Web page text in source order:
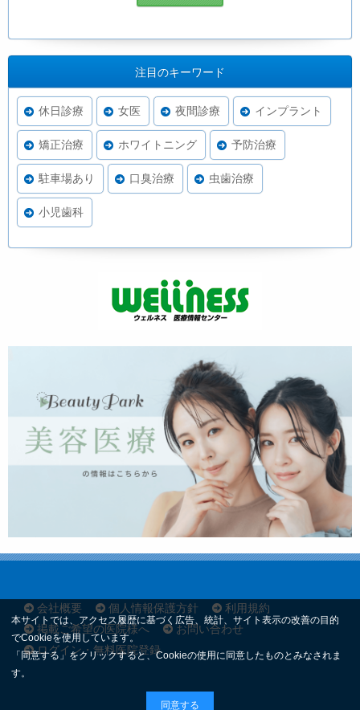
注目のキーワード
休日診療 女医 夜間診療 インプラント
矯正治療 ホワイトニング 予防治療
駐車場あり 口臭治療 虫歯治療
小児歯科
会社概要 個人情報保護方針
利用規約
掲載ご希望の医院様へ
お問い合わせ
ログイン・無料医院登録
本サイトでは、アクセス履歴に基づく広告、統計、サイト表示の改善の目的
でCookieを使用しています。
「同意する」をクリックすると、Cookieの使用に同意したものとみなされま
す。
同意する